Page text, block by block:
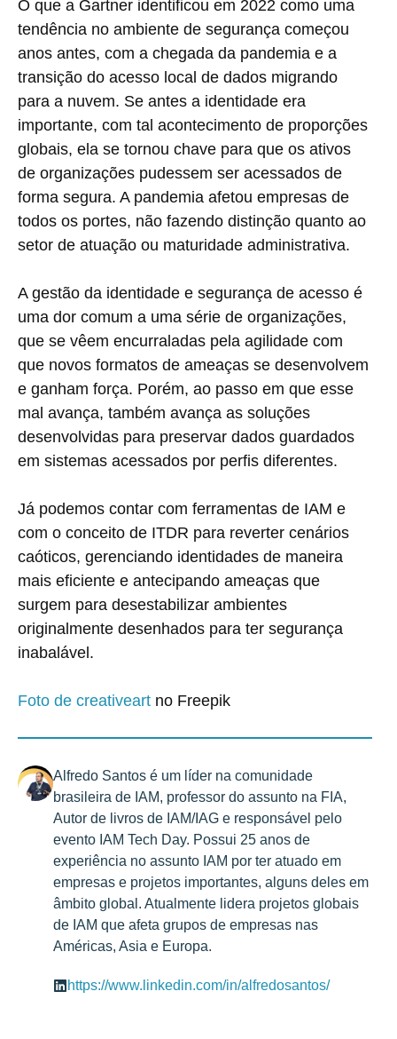
O que a Gartner identificou em 2022 como uma
tendência no ambiente de segurança começou
anos antes, com a chegada da pandemia e a
transição do acesso local de dados migrando
para a nuvem. Se antes a identidade era
importante, com tal acontecimento de proporções
globais, ela se tornou chave para que os ativos
de organizações pudessem ser acessados de
forma segura. A pandemia afetou empresas de
todos os portes, não fazendo distinção quanto ao
setor de atuação ou maturidade administrativa.
A gestão da identidade e segurança de acesso é
uma dor comum a uma série de organizações,
que se vêem encurraladas pela agilidade com
que novos formatos de ameaças se desenvolvem
e ganham força. Porém, ao passo em que esse
mal avança, também avança as soluções
desenvolvidas para preservar dados guardados
em sistemas acessados por perfis diferentes.
Já podemos contar com ferramentas de IAM e
com o conceito de ITDR para reverter cenários
caóticos, gerenciando identidades de maneira
mais eficiente e antecipando ameaças que
surgem para desestabilizar ambientes
originalmente desenhados para ter segurança
inabalável.
Foto de creativeart no Freepik
Alfredo Santos é um líder na comunidade
brasileira de IAM, professor do assunto na FIA,
Autor de livros de IAM/IAG e responsável pelo
evento IAM Tech Day. Possui 25 anos de
experiência no assunto IAM por ter atuado em
empresas e projetos importantes, alguns deles em
âmbito global. Atualmente lidera projetos globais
de IAM que afeta grupos de empresas nas
Américas, Asia e Europa.
https://www.linkedin.com/in/alfredosantos/